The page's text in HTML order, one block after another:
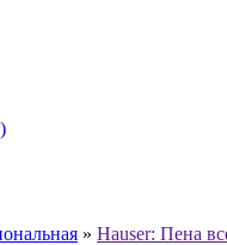
» Hauser: Пена